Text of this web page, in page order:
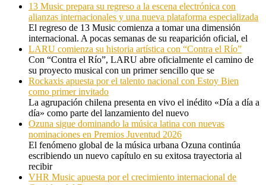
13 Music prepara su regreso a la escena electrónica con
alianzas internacionales y una nueva plataforma especializada
El regreso de 13 Music comienza a tomar una dimensión
internacional. A pocas semanas de su reaparición oficial, el
LARU comienza su historia artística con “Contra el Río”
Con “Contra el Río”, LARU abre oficialmente el camino de
su proyecto musical con un primer sencillo que se
Rockaxis apuesta por el talento nacional con Estoy Bien
como primer invitado
La agrupación chilena presenta en vivo el inédito «Día a día a
día» como parte del lanzamiento del nuevo
Ozuna sigue dominando la música latina con nuevas
nominaciones en Premios Juventud 2026
El fenómeno global de la música urbana Ozuna continúa
escribiendo un nuevo capítulo en su exitosa trayectoria al
recibir
VHR Music apuesta por el crecimiento internacional de